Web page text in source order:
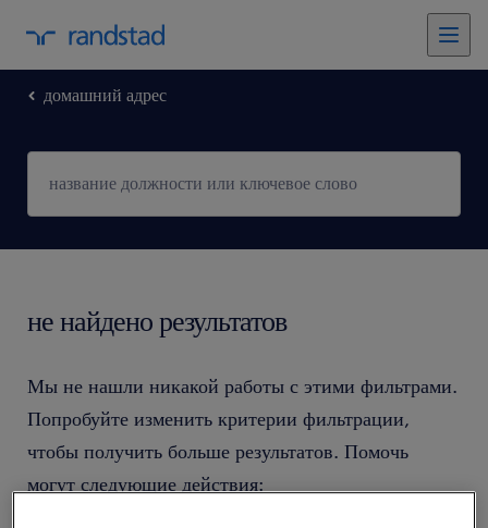
домашний адрес
не найдено результатов
Мы не нашли никакой работы с этими фильтрами.
Попробуйте изменить критерии фильтрации,
чтобы получить больше результатов. Помочь
могут следующие действия: